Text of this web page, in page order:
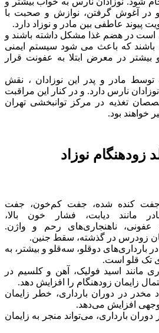
و در آغوش گرفتن، نوازش و صحبت با
پیوند عاطفی بین مادر و نوزاد دارد.
است در هضم غذا مشکل داشته باشند و
باشند که باعث می شود سیستم ایمنی
در معرض ابتلا به عفونت قرار
مادر و پدر این نوزادان ، نقش
نارس دارد. و در کنار این مراقبت
تغذیه در مرکز توانبخشی تهران
خواهند بود.
زودهنگام نوزاد
جفت کنده شده، جفت کم‌خون، جفت
مانند دیابت، فشار خون بالا،
عفونی، ناهنجاری‌های رحم و واژن.
زودرس در گذشته، سقط جنین.
بارداری‌های دوقلو، سه‌قلو و بیشتر، به
تک قلو است.
مانند اسید فولیک، آهن و کلسیم در
زایمان زودهنگام را افزایش دهد.
مخدر در دوران بارداری، خطر زایمان
افزایش می‌دهد.
بارداری، می‌تواند منجر به زایمان